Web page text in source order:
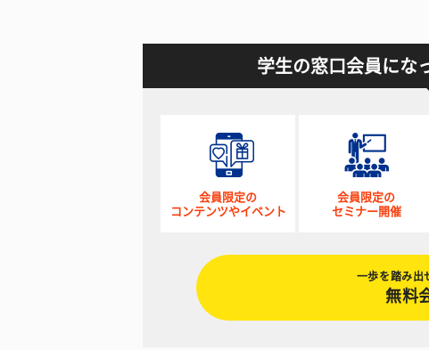
学生の窓口会員にな
会員限定の
コンテンツやイベント
会員限定の
セミナー開催
一歩を踏み出
無料